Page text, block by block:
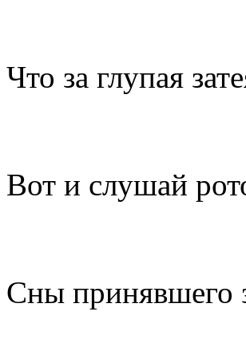
Что за глупая
Вот и слушай
Сны принявшего